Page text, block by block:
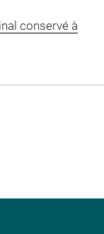
conservé à